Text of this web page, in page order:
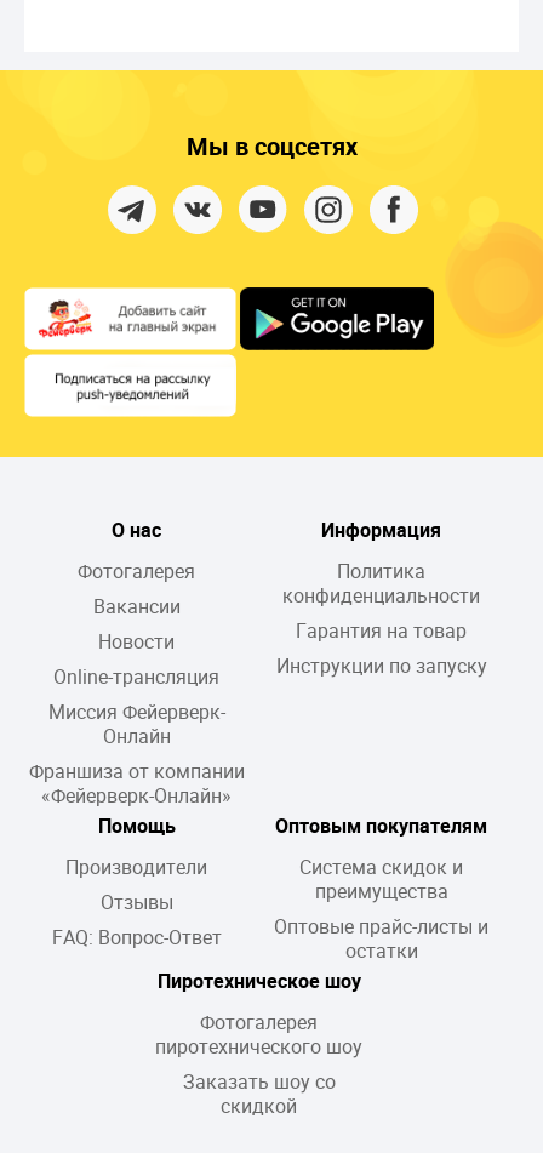
Мы в соцсетях
О нас
Фотогалерея
Вакансии
Новости
Online-трансляция
Миссия Фейерверк-
Онлайн
Франшиза от компании
«Фейерверк-Онлайн»
Информация
Политика
конфиденциальности
Гарантия на товар
Инструкции по запуску
Помощь
Производители
Отзывы
FAQ: Вопрос-Ответ
Оптовым покупателям
Система скидок и
преимущества
Оптовые прайс-листы и
остатки
Пиротехническое шоу
Фотогалерея
пиротехнического шоу
Заказать шоу со
скидкой